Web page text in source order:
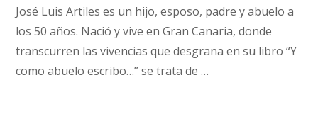
José Luis Artiles es un hijo, esposo, padre y abuelo a
los 50 años. Nació y vive en Gran Canaria, donde
transcurren las vivencias que desgrana en su libro “Y
como abuelo escribo…” se trata de …